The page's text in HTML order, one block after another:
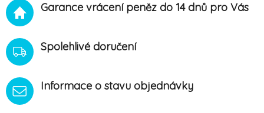
Garance vrácení peněz do 14 dnů pro Vás
Spolehlivé doručení
Informace o stavu objednávky